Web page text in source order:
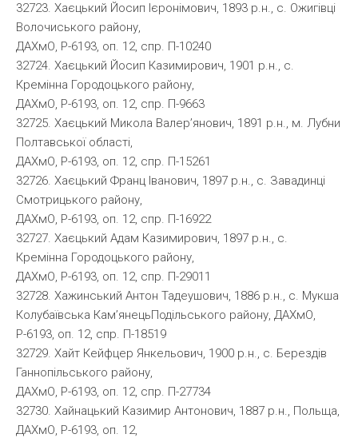
32723. Хаєцький Йосип Ієронімович, 1893 р.н., с. Ожигівці
Волочиського району,
ДАХмО, Р-6193, оп. 12, спр. П-10240
32724. Хаєцький Йосип Казимирович, 1901 р.н., с.
Кремінна Городоцького району,
ДАХмО, Р-6193, оп. 12, спр. П-9663
32725. Хаєцький Микола Валер’янович, 1891 р.н., м. Лубни
Полтавської області,
ДАХмО, Р-6193, оп. 12, спр. П-15261
32726. Хаєцький Франц Іванович, 1897 р.н., с. Завадинці
Смотрицького району,
ДАХмО, Р-6193, оп. 12, спр. П-16922
32727. Хаєцький Адам Казимирович, 1897 р.н., с.
Кремінна Городоцького району,
ДАХмО, Р-6193, оп. 12, спр. П-29011
32728. Хажинський Антон Тадеушович, 1886 р.н., с. Мукша
Колубаївська Кам’янецьПодільського району, ДАХмО,
Р-6193, оп. 12, спр. П-18519
32729. Хайт Кейфцер Янкельович, 1900 р.н., с. Берездів
Ганнопільського району,
ДАХмО, Р-6193, оп. 12, спр. П-27734
32730. Хайнацький Казимир Антонович, 1887 р.н., Польща,
ДАХмО, Р-6193, оп. 12,